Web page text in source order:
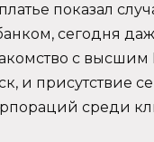
показал
сегодня
с высшим
и присутствие
среди